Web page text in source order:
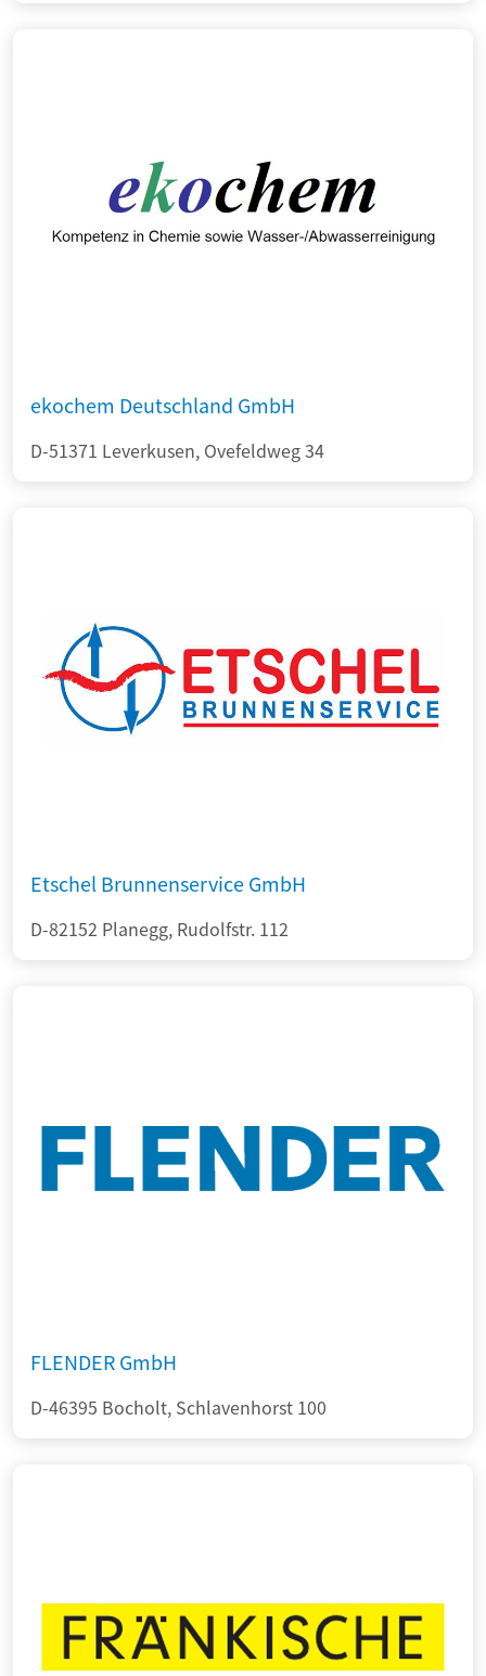
ekochem Deutschland GmbH
D-51371 Leverkusen, Ovefeldweg 34
Etschel Brunnenservice GmbH
D-82152 Planegg, Rudolfstr. 112
FLENDER GmbH
D-46395 Bocholt, Schlavenhorst 100